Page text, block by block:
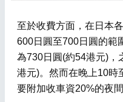
至於收費方面，在日本
600日圓至700日圓的範
為730日圓(約54港元)，
港元)。然而在晚上10時
要附加收車資20%的夜